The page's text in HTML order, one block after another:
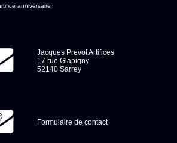
anniversaire
Jacques Prevot Artifices
17 rue Glapigny
52140 Sarrey
Formulaire de contact